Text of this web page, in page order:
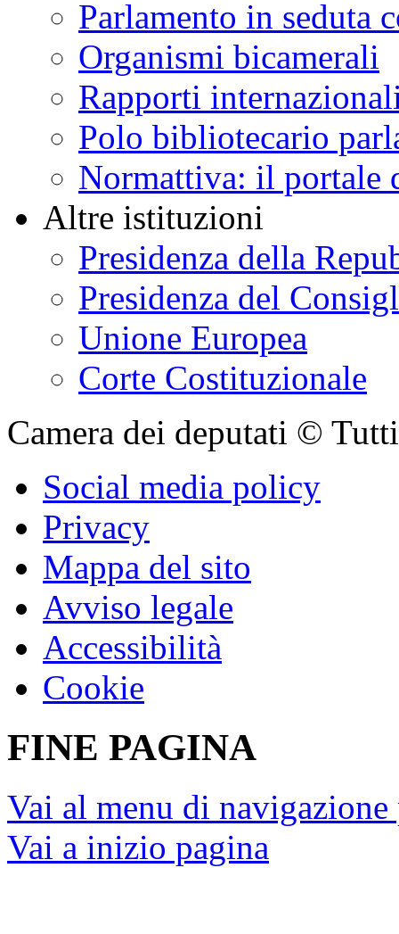
Parlamento in seduta
Organismi bicamerali
Rapporti
Polo bibliotecario
Normattiva: il portale
Altre istituzioni
Presidenza della
Presidenza del
Unione Europea
Corte Costituzionale
Camera dei deputati ©
Social media policy
Privacy
Mappa del sito
Avviso legale
Accessibilità
Cookie
FINE PAGINA
Vai al menu di
Vai a inizio pagina